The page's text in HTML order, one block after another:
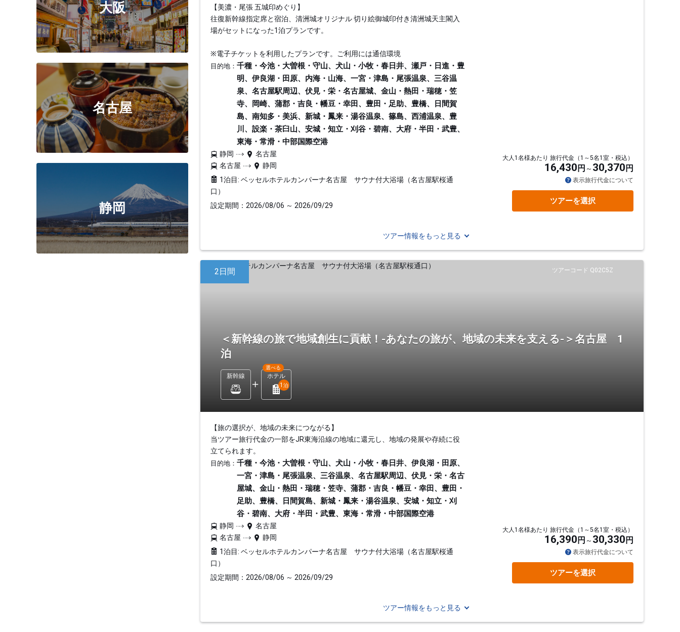
大阪
名古屋
静岡
【美濃・尾張 五城印めぐり】
往復新幹線指定席と宿泊、清洲城オリジナル 切り絵御城印付き清洲城天主閣入
場がセットになった1泊プランです。
※電子チケットを利用したプランです。ご利用には通信環境
目的地： 千種・今池・大曽根・守山、犬山・小牧・春日井、瀬戸・日進・豊
明、伊良湖・田原、内海・山海、一宮・津島・尾張温泉、三谷温
泉、名古屋駅周辺、伏見・栄・名古屋城、金山・熱田・瑞穂・笠
寺、岡崎、蒲郡・吉良・幡豆・幸田、豊田・足助、豊橋、日間賀
島、南知多・美浜、新城・鳳来・湯谷温泉、篠島、西浦温泉、豊
川、設楽・茶臼山、安城・知立・刈谷・碧南、大府・半田・武豊、
東海・常滑・中部国際空港
静岡
名古屋
名古屋
静岡
1泊目: ベッセルホテルカンパーナ名古屋 サウナ付大浴場（名古屋駅桜通
口）
設定期間：2026/08/06 ～ 2026/09/29
大人1名様あたり 旅行代金（1～5名1室・税込）
16,430 円 30,370 円
表示旅行代金について
ツアーを選択
ツアー情報をもっと見る
ツアーコード Q02C5Z
2日間
＜新幹線の旅で地域創生に貢献！-あなたの旅が、地域の未来を支える-＞名古屋 1
泊
新幹線 ホテル
選べる
1 泊
【旅の選択が、地域の未来につながる】
当ツアー旅行代金の一部をJR東海沿線の地域に還元し、地域の発展や存続に役
立てられます。
目的地： 千種・今池・大曽根・守山、犬山・小牧・春日井、伊良湖・田原、
一宮・津島・尾張温泉、三谷温泉、名古屋駅周辺、伏見・栄・名古
屋城、金山・熱田・瑞穂・笠寺、蒲郡・吉良・幡豆・幸田、豊田・
足助、豊橋、日間賀島、新城・鳳来・湯谷温泉、安城・知立・刈
谷・碧南、大府・半田・武豊、東海・常滑・中部国際空港
静岡
名古屋
名古屋
静岡
1泊目: ベッセルホテルカンパーナ名古屋 サウナ付大浴場（名古屋駅桜通
口）
設定期間：2026/08/06 ～ 2026/09/29
大人1名様あたり 旅行代金（1～5名1室・税込）
16,390 円 30,330 円
表示旅行代金について
ツアーを選択
ツアー情報をもっと見る